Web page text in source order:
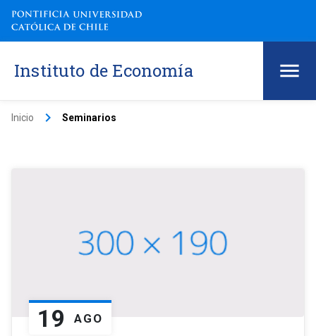
Instituto de Economía
Inicio keyboard_arrow_right Seminarios
19 AGO